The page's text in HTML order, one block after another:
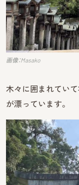
画像：Masako
木々に囲まれてい
が漂っています。